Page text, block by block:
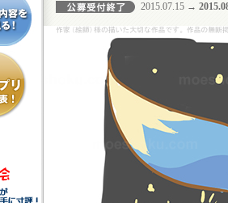
2015.07.15 →